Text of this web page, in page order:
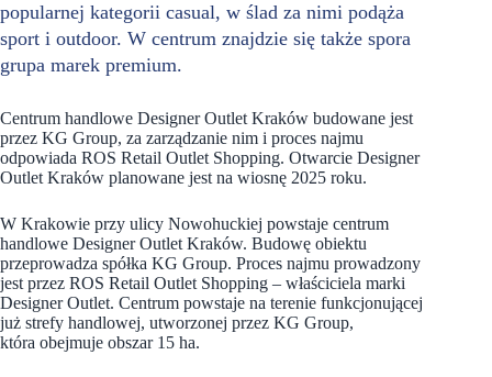
popularnej kategorii casual, w ślad za nimi podąża
sport i outdoor. W centrum znajdzie się także spora
grupa marek premium.
Centrum handlowe Designer Outlet Kraków budowane jest
przez KG Group, za zarządzanie nim i proces najmu
odpowiada ROS Retail Outlet Shopping. Otwarcie Designer
Outlet Kraków planowane jest na wiosnę 2025 roku.
W Krakowie przy ulicy Nowohuckiej powstaje centrum
handlowe Designer Outlet Kraków. Budowę obiektu
przeprowadza spółka KG Group. Proces najmu prowadzony
jest przez ROS Retail Outlet Shopping – właściciela marki
Designer Outlet. Centrum powstaje na terenie funkcjonującej
już strefy handlowej, utworzonej przez KG Group,
która obejmuje obszar 15 ha.